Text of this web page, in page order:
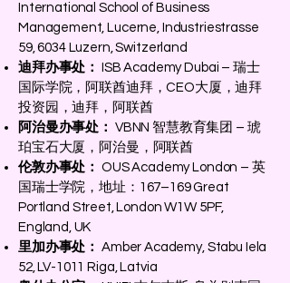
International School of Business
Management, Lucerne, Industriestrasse
59, 6034 Luzern, Switzerland
迪拜办事处：
ISB Academy Dubai – 瑞士
国际学院，阿联酋迪拜，CEO大厦，迪拜
投资园，迪拜，阿联酋
阿治曼办事处： VBNN 智慧教育集团 – 琥
珀宝石大厦，阿治曼，阿联酋
伦敦办事处： OUS Academy London – 英
国瑞士学院，地址：167–169 Great
Portland Street, London W1W 5PF,
England, UK
里加办事处： Amber Academy, Stabu Iela
52, LV-1011 Riga, Latvia